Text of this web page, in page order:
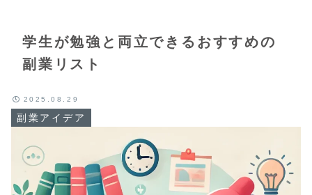
学生が勉強と両立できるおすすめの
副業リスト
副業アイデア
2025.08.29